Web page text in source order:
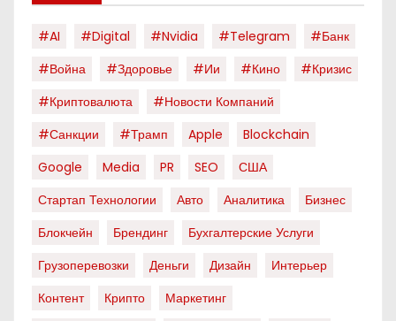
#AI #digital #nvidia #telegram
#банк
#война
#здоровье #ии #кино
#кризис
#криптовалюта
#новости Компаний
#санкции
#трамп Apple
Blockchain
Google
Media PR SEO
США
Стартап Технологии
Авто Аналитика
Бизнес
Блокчейн
Брендинг
Бухгалтерские Услуги
Грузоперевозки
Деньги Дизайн
Интерьер
Контент
Крипто
Маркетинг